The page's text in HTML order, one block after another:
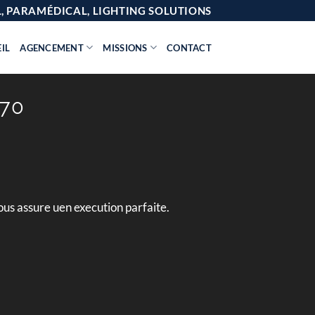
PARAMÉDICAL, LIGHTING SOLUTIONS
AGENCEMENT MISSIONS CONTACT
assure uen execution parfaite.